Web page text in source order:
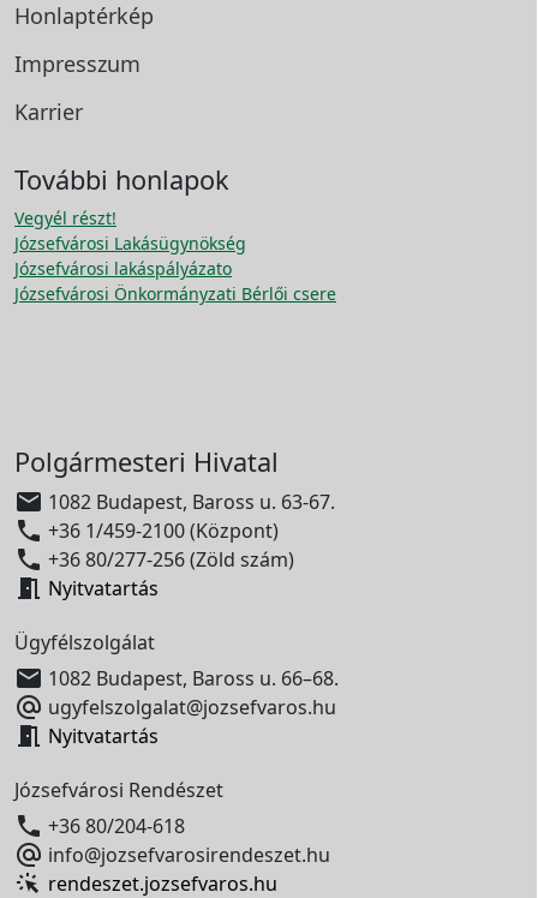
Honlaptérkép
Impresszum
Karrier
További honlapok
Vegyél részt!
Józsefvárosi Lakásügynökség
Józsefvárosi lakáspályázato
Józsefvárosi Önkormányzati Bérlői csere
Polgármesteri Hivatal
 1082 Budapest, Baross u. 63-67.
 +36 1/459-2100 (Központ)
 +36 80/277-256 (Zöld szám)
 Nyitvatartás
Ügyfélszolgálat
 1082 Budapest, Baross u. 66–68.
 ugyfelszolgalat@jozsefvaros.hu
 Nyitvatartás
Józsefvárosi Rendészet
 +36 80/204-618
 info@jozsefvarosirendeszet.hu
rendeszet.jozsefvaros.hu